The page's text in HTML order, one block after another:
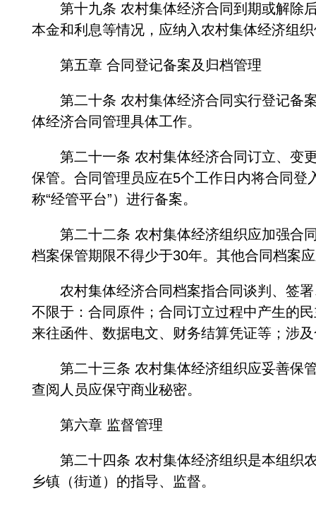
第十九条 农村集体经济合同到期或解除后
本金和利息等情况，应纳入农村集体经济组
第五章 合同登记备案及归档管理
第二十条 农村集体经济合同实行登记备案
体经济合同管理具体工作。
第二十一条 农村集体经济合同订立、变更
保管。合同管理员应在5个工作日内将合同
称“经管平台”）进行备案。
第二十二条 农村集体经济组织应加强合同
档案保管期限不得少于30年。其他合同档案
农村集体经济合同档案指合同谈判、签署
不限于：合同原件；合同订立过程中产生的
来往函件、数据电文、财务结算凭证等；涉
第二十三条 农村集体经济组织应妥善保管
查阅人员应保守商业秘密。
第六章 监督管理
第二十四条 农村集体经济组织是本组织农
乡镇（街道）的指导、监督。